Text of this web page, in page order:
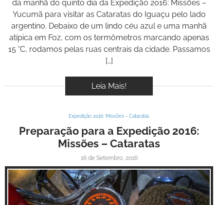
da manhã do quinto dia da Expedição 2016: Missões –
Yucumã para visitar as Cataratas do Iguaçu pelo lado
argentino. Debaixo de um lindo céu azul e uma manhã
atípica em Foz, com os termômetros marcando apenas
15 °C, rodamos pelas ruas centrais da cidade. Passamos
[…]
Leia Mais!
Expedição 2016: Missões - Cataratas
Preparação para a Expedição 2016:
Missões – Cataratas
16 de Setembro, 2016